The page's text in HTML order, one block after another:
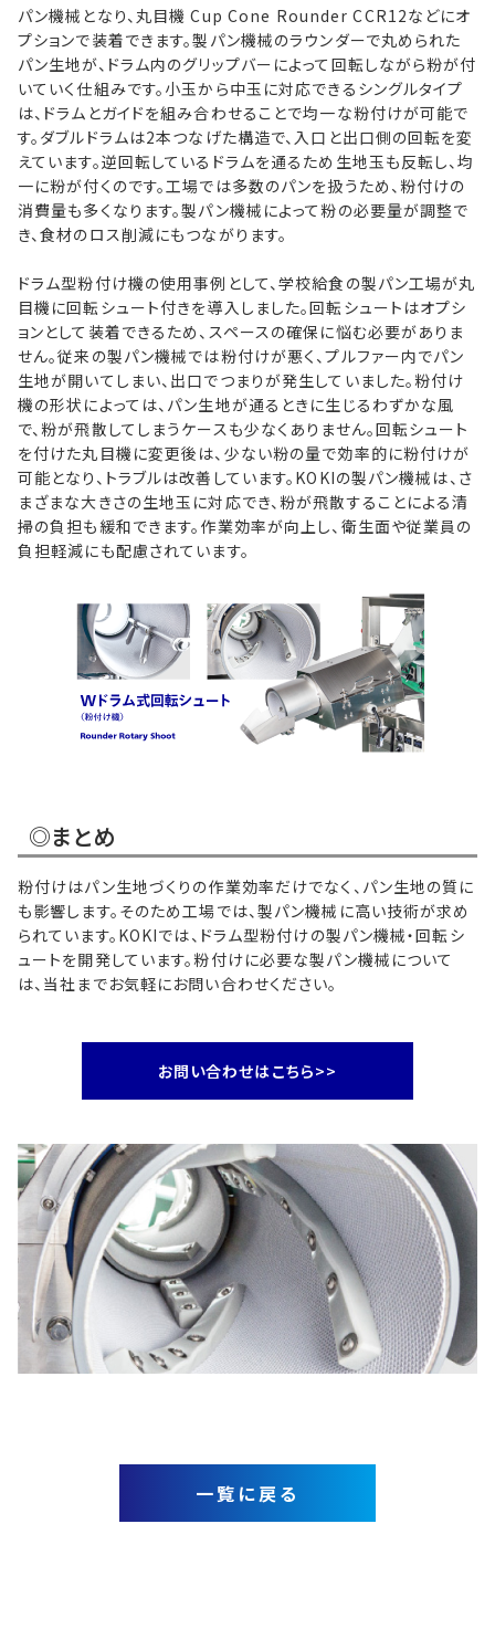
パン機械となり、丸目機 Cup Cone Rounder CCR12などにオ
プションで装着できます。製パン機械のラウンダーで丸められた
パン生地が、ドラム内のグリップバーによって回転しながら粉が付
いていく仕組みです。小玉から中玉に対応できるシングルタイプ
は、ドラムとガイドを組み合わせることで均一な粉付けが可能で
す。ダブルドラムは2本つなげた構造で、入口と出口側の回転を変
えています。逆回転しているドラムを通るため生地玉も反転し、均
一に粉が付くのです。工場では多数のパンを扱うため、粉付けの
消費量も多くなります。製パン機械によって粉の必要量が調整で
き、食材のロス削減にもつながります。
ドラム型粉付け機の使用事例として、学校給食の製パン工場が丸
目機に回転シュート付きを導入しました。回転シュートはオプシ
ョンとして装着できるため、スペースの確保に悩む必要がありま
せん。従来の製パン機械では粉付けが悪く、プルファー内でパン
生地が開いてしまい、出口でつまりが発生していました。粉付け
機の形状によっては、パン生地が通るときに生じるわずかな風
で、粉が飛散してしまうケースも少なくありません。回転シュート
を付けた丸目機に変更後は、少ない粉の量で効率的に粉付けが
可能となり、トラブルは改善しています。KOKIの製パン機械は、さ
まざまな大きさの生地玉に対応でき、粉が飛散することによる清
掃の負担も緩和できます。作業効率が向上し、衛生面や従業員の
負担軽減にも配慮されています。
◎まとめ
粉付けはパン生地づくりの作業効率だけでなく、パン生地の質に
も影響します。そのため工場では、製パン機械に高い技術が求め
られています。KOKIでは、ドラム型粉付けの製パン機械・回転シ
ュートを開発しています。粉付けに必要な製パン機械について
は、当社までお気軽にお問い合わせください。
お問い合わせはこちら>>
一覧に戻る